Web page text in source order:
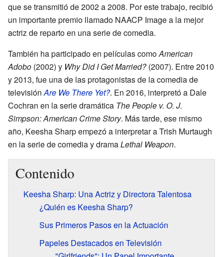
que se transmitió de 2002 a 2008. Por este trabajo, recibió
un importante premio llamado NAACP Image a la mejor
actriz de reparto en una serie de comedia.
También ha participado en películas comoAmerican
Adobo (2002) y Why Did I Get Married?(2007). Entre 2010
y 2013, fue una de las protagonistas de la comedia de
televisiónAre We There Yet?. En 2016, interpretó a Dale
Cochran en la serie dramática The People v. O. J.
Simpson: American Crime Story. Más tarde, ese mismo
año, Keesha Sharp empezó a interpretar a Trish Murtaugh
en la serie de comedia y dramaLethal Weapon.
Contenido
Keesha Sharp: Una Actriz y Directora Talentosa
¿Quién es Keesha Sharp?
Sus Primeros Pasos en la Actuación
Papeles Destacados en Televisión